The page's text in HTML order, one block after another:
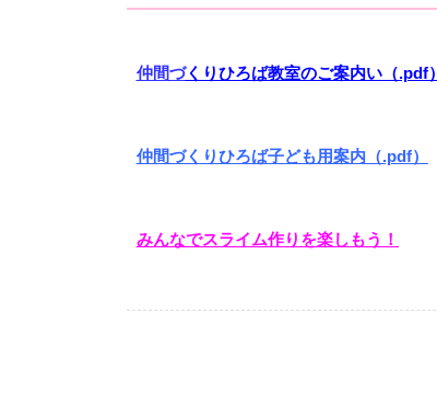
仲間づくりひろば教室のご案内い（.pdf）
仲間づくりひろば子ども用案内（.pdf）
みんなでスライム作りを楽しもう！